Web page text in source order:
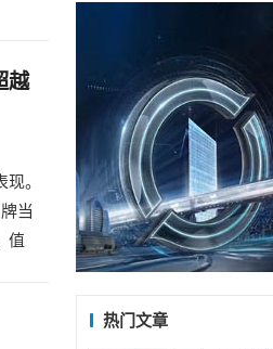
越
。
当
值
热门文章